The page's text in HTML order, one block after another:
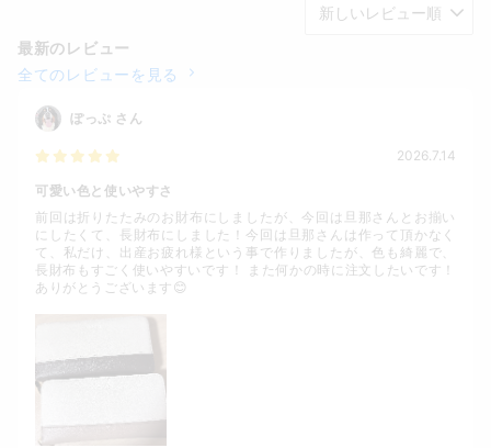
最新のレビュー
全てのレビューを見る
ぽっぷ さん
2026.7.14
可愛い色と使いやすさ
前回は折りたたみのお財布にしましたが、今回は旦那さんとお揃い
にしたくて、長財布にしました！今回は旦那さんは作って頂かなく
て、私だけ、出産お疲れ様という事で作りましたが、色も綺麗で、
長財布もすごく使いやすいです！ また何かの時に注文したいです！
ありがとうございます😊